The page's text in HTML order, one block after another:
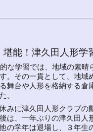
能！津久田人形学
な学習では、地域の素晴
。その一貫として、地域
舞台や人形を格納する倉
。
みに津久田人形クラブの
は、一年ぶりの津久田人
の学年は退場し、３年生